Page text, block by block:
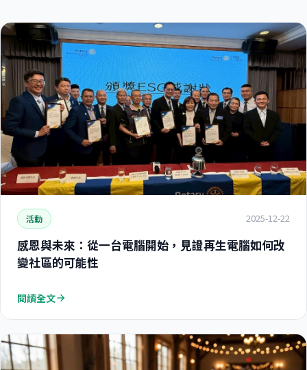
活動 2025-12-22
感恩與未來：從一台電腦開始，見證再生電腦如何改
變社區的可能性
閱讀全文arrow_forward